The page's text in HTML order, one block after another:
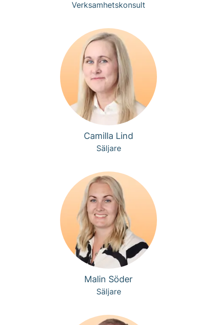
Verksamhetskonsult
Camilla Lind
Säljare
Malin Söder
Säljare